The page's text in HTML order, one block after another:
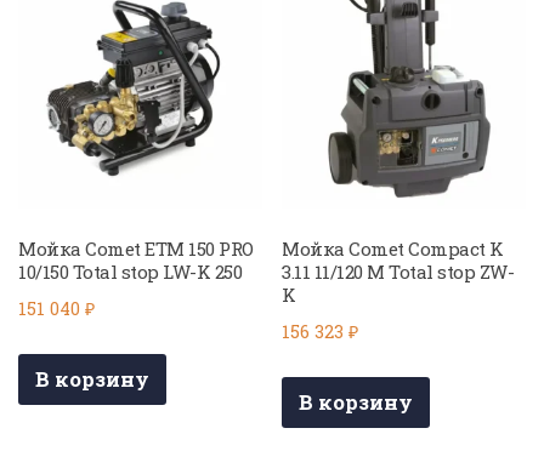
Мойка Comet ETM 150 PRO
10/150 Total stop LW-K 250
151 040 ₽
В корзину
Мойка Comet Compact K
3.11 11/120 M Total stop ZW-
K
156 323₽
В корзину